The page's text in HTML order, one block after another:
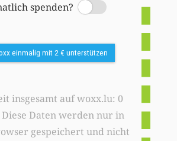
spenden?
Switch
einmalig mit 2 € unterstützen
insgesamt auf woxx.lu: 0
Daten werden nur in
gespeichert und nicht